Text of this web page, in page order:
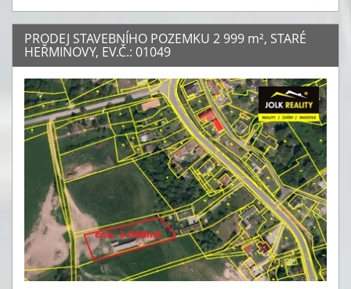
PRODEJ STAVEBNÍHO POZEMKU 2 999 m², STARÉ
HEŘMINOVY, EV.Č.: 01049